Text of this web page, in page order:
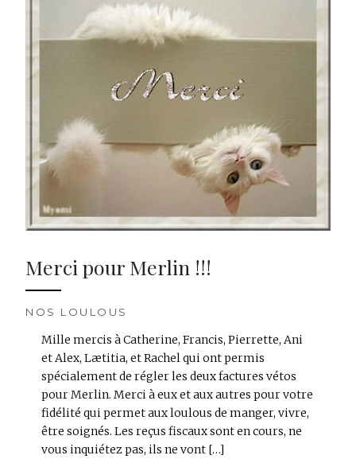
Merci pour Merlin !!!
NOS LOULOUS
Mille mercis à Catherine, Francis, Pierrette, Ani
et Alex, Lætitia, et Rachel qui ont permis
spécialement de régler les deux factures vétos
pour Merlin. Merci à eux et aux autres pour votre
fidélité qui permet aux loulous de manger, vivre,
être soignés. Les reçus fiscaux sont en cours, ne
vous inquiétez pas, ils ne vont […]